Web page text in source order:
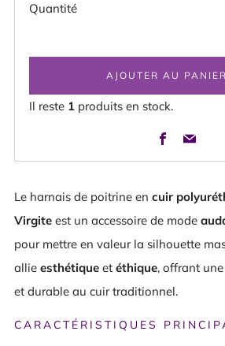
Quantité
AJOUTER AU PANIER
Il reste 1 produits en stock.
Facebook
Email
Le harnais de poitrine en cuir
Virgite est un accessoire de mode
pour mettre en valeur la silhouette
allie esthétique et éthique, offrant
et durable au cuir traditionnel.
CARACTÉRISTIQUES